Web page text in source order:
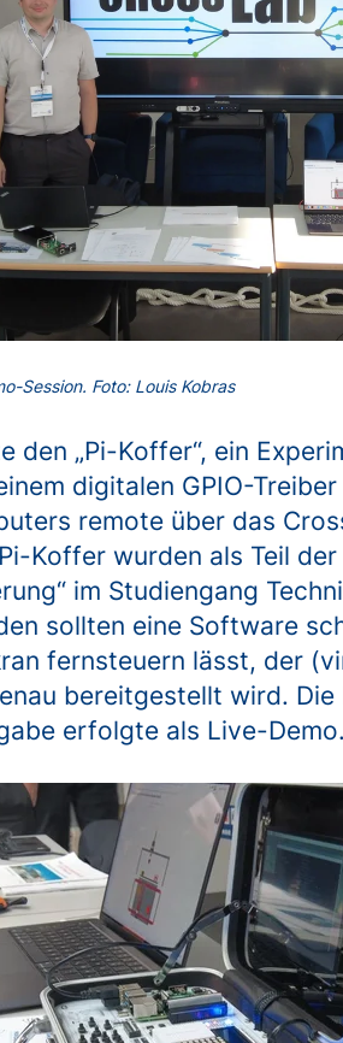
Session. Foto: Louis Kobras
den „Pi-Koffer“, ein
digitalen GPIO-
remote über das
Koffer wurden als Teil
im Studiengang
sollten eine Software
fernsteuern lässt, der
bereitgestellt wird.
erfolgte als Live-Demo.